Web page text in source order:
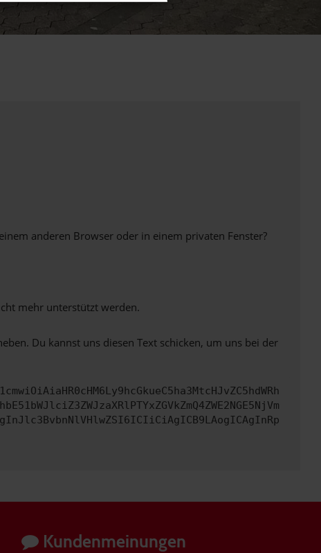
anderen Browser oder in einem privaten Fenster?
mehr unterstützt werden.
Du kannst uns diesen Text schicken, um uns bei der
Kundenmeinungen